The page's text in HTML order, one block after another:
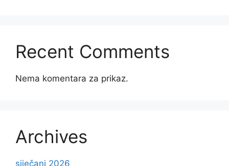
Recent Comments
Nema komentara za prikaz.
Archives
siječanj 2026